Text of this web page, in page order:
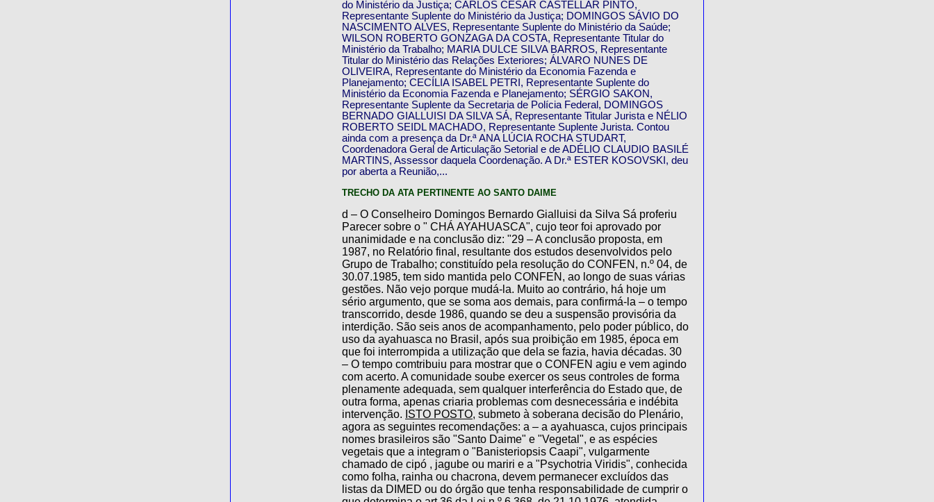
do Ministério da Justiça; CARLOS CÉSAR CASTELLAR PINTO,
Representante Suplente do Ministério da Justiça; DOMINGOS SÁVIO DO
NASCIMENTO ALVES, Representante Suplente do Ministério da Saúde;
WILSON ROBERTO GONZAGA DA COSTA, Representante Titular do
Ministério da Trabalho; MARIA DULCE SILVA BARROS, Representante
Titular do Ministério das Relações Exteriores; ÁLVARO NUNES DE
OLIVEIRA, Representante do Ministério da Economia Fazenda e
Planejamento; CECÍLIA ISABEL PETRI, Representante Suplente do
Ministério da Economia Fazenda e Planejamento; SÉRGIO SAKON,
Representante Suplente da Secretaria de Polícia Federal, DOMINGOS
BERNADO GIALLUISI DA SILVA SÁ, Representante Titular Jurista e NÉLIO
ROBERTO SEIDL MACHADO, Representante Suplente Jurista. Contou
ainda com a presença da Dr.ª ANA LÚCIA ROCHA STUDART,
Coordenadora Geral de Articulação Setorial e de ADÉLIO CLAUDIO BASILÉ
MARTINS, Assessor daquela Coordenação. A Dr.ª ESTER KOSOVSKI, deu
por aberta a Reunião,...
TRECHO DA ATA PERTINENTE AO SANTO DAIME
d – O Conselheiro Domingos Bernardo Gialluisi da Silva Sá proferiu
Parecer sobre o " CHÁ AYAHUASCA", cujo teor foi aprovado por
unanimidade e na conclusão diz: "29 – A conclusão proposta, em
1987, no Relatório final, resultante dos estudos desenvolvidos pelo
Grupo de Trabalho; constituído pela resolução do CONFEN, n.º 04, de
30.07.1985, tem sido mantida pelo CONFEN, ao longo de suas várias
gestões. Não vejo porque mudá-la. Muito ao contrário, há hoje um
sério argumento, que se soma aos demais, para confirmá-la – o tempo
transcorrido, desde 1986, quando se deu a suspensão provisória da
interdição. São seis anos de acompanhamento, pelo poder público, do
uso da ayahuasca no Brasil, após sua proibição em 1985, época em
que foi interrompida a utilização que dela se fazia, havia décadas. 30
– O tempo comtribuiu para mostrar que o CONFEN agiu e vem agindo
com acerto. A comunidade soube exercer os seus controles de forma
plenamente adequada, sem qualquer interferência do Estado que, de
outra forma, apenas criaria problemas com desnecessária e indébita
intervenção. ISTO POSTO, submeto à soberana decisão do Plenário,
agora as seguintes recomendações: a – a ayahuasca, cujos principais
nomes brasileiros são "Santo Daime" e "Vegetal", e as espécies
vegetais que a integram o "Banisteriopsis Caapi", vulgarmente
chamado de cipó , jagube ou mariri e a "Psychotria Viridis", conhecida
como folha, rainha ou chacrona, devem permanecer excluídos das
listas da DIMED ou do órgão que tenha responsabilidade de cumprir o